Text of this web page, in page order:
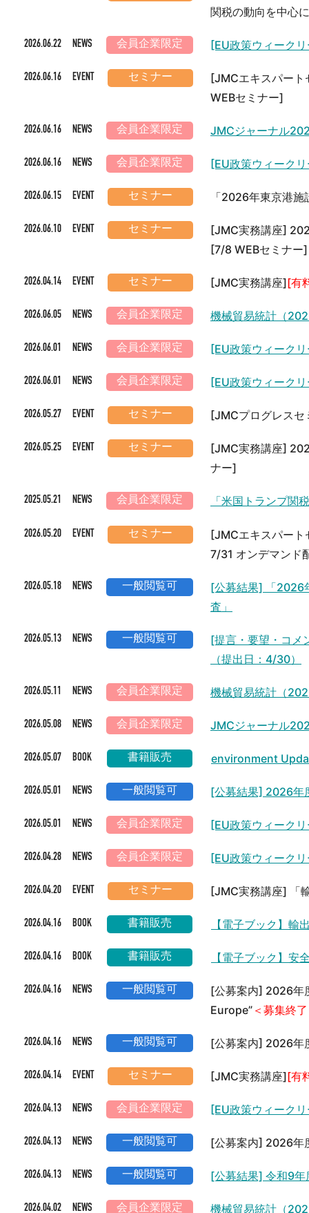
関税の動向を中心
2026.06.22 NEWS 会員企業限定 [EU政策ウィーク
2026.06.16 EVENT セミナー
[JMCエキスパー
WEBセミナー]
2026.06.16 NEWS 会員企業限定 JMCジャーナル
2026.06.16 NEWS 会員企業限定 [EU政策ウィーク
2026.06.15 EVENT セミナー 「2026年東京港施
2026.06.10 EVENT セミナー
[JMC実務講座]
[7/8 WEBセミナー]
2026.04.14 EVENT セミナー [JMC実務講座][有
2026.06.05 NEWS 会員企業限定 機械貿易統計（
2026.06.01 NEWS 会員企業限定 [EU政策ウィーク
2026.06.01 NEWS 会員企業限定 [EU政策ウィーク
2026.05.27 EVENT セミナー [JMCプログレス
2026.05.25 EVENT セミナー
[JMC実務講座]
ナー]
2025.05.21 NEWS 会員企業限定 「米国トランプ関
2026.05.20 EVENT セミナー
[JMCエキスパー
7/31 オンデマンド
2026.05.18 NEWS 一般閲覧可
[公募結果] 「2026
査」
2026.05.13 NEWS 一般閲覧可
[提言・要望・コメ
（提出日：4/30）
2026.05.11 NEWS 会員企業限定 機械貿易統計（
2026.05.08 NEWS 会員企業限定 JMCジャーナル
2026.05.07 BOOK 書籍販売 environment
2026.05.01 NEWS 一般閲覧可 [公募結果] 2026年
2026.05.01 NEWS 会員企業限定 [EU政策ウィーク
2026.04.28 NEWS 会員企業限定 [EU政策ウィーク
2026.04.20 EVENT セミナー [JMC実務講座] 「
2026.04.16 BOOK 書籍販売 【電子ブック】輸
2026.04.16 BOOK 書籍販売 【電子ブック】
2026.04.16 NEWS 一般閲覧可
[公募案内] 2026年
Europe” ＜募集終
2026.04.16 NEWS 一般閲覧可 [公募案内] 2026年
2026.04.14 EVENT セミナー [JMC実務講座][有
2026.04.13 NEWS 会員企業限定 [EU政策ウィーク
2026.04.13 NEWS 一般閲覧可 [公募案内] 2026年
2026.04.13 NEWS 一般閲覧可 [公募結果] 令和9年
2026.04.02 NEWS 会員企業限定 機械貿易統計（